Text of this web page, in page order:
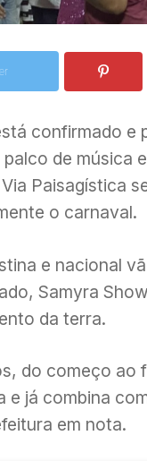
confirmado e
de música
Paisagística
o carnaval.
e nacional
Samyra
da terra.
do começo ao
já combina
em nota.